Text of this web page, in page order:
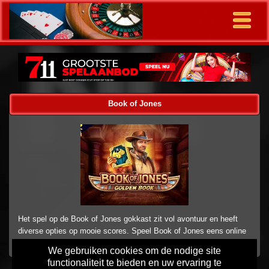
We gebruiken cookies om de nodige site
functionaliteit te bieden en uw ervaring te
Book of Jones
Het spel op de Book of Jones gokkast zit vol avontuur en heeft
diverse opties op mooie scores. Speel Book of Jones eens online